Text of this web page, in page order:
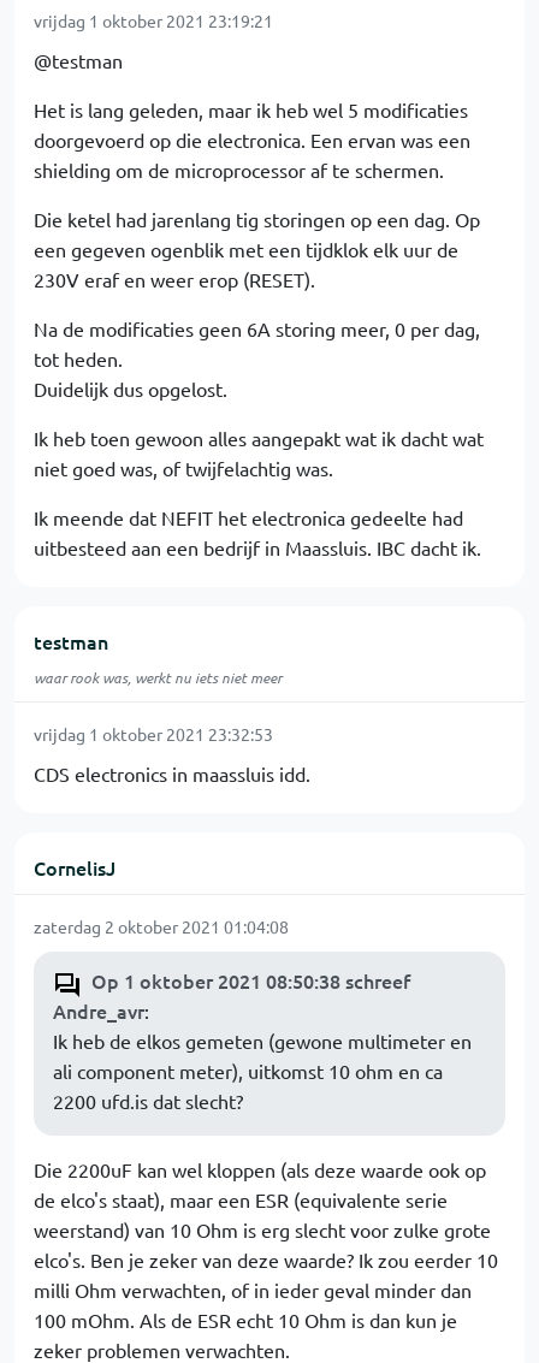
vrijdag 1 oktober 2021 23:19:21
@testman
Het is lang geleden, maar ik heb wel 5 modificaties
doorgevoerd op die electronica. Een ervan was een
shielding om de microprocessor af te schermen.
Die ketel had jarenlang tig storingen op een dag. Op
een gegeven ogenblik met een tijdklok elk uur de
230V eraf en weer erop (RESET).
Na de modificaties geen 6A storing meer, 0 per dag,
tot heden.
Duidelijk dus opgelost.
Ik heb toen gewoon alles aangepakt wat ik dacht wat
niet goed was, of twijfelachtig was.
Ik meende dat NEFIT het electronica gedeelte had
uitbesteed aan een bedrijf in Maassluis. IBC dacht ik.
testman
waar rook was, werkt nu iets niet meer
vrijdag 1 oktober 2021 23:32:53
CDS electronics in maassluis idd.
CornelisJ
zaterdag 2 oktober 2021 01:04:08
Op 1 oktober 2021 08:50:38 schreef
Andre_avr:
Ik heb de elkos gemeten (gewone multimeter en
ali component meter), uitkomst 10 ohm en ca
2200 ufd.is dat slecht?
Die 2200uF kan wel kloppen (als deze waarde ook op
de elco's staat), maar een ESR (equivalente serie
weerstand) van 10 Ohm is erg slecht voor zulke grote
elco's. Ben je zeker van deze waarde? Ik zou eerder 10
milli Ohm verwachten, of in ieder geval minder dan
100 mOhm. Als de ESR echt 10 Ohm is dan kun je
zeker problemen verwachten.